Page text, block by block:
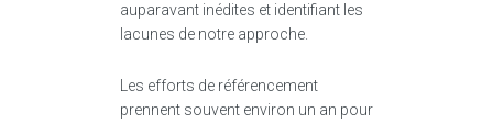
auparavant inédites et identifiant les
lacunes de notre approche.
Les efforts de référencement
prennent souvent environ un an pour